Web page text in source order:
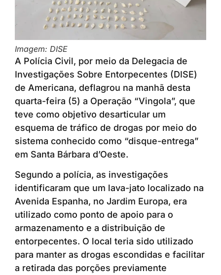
Imagem: DISE
A Polícia Civil, por meio da Delegacia de
Investigações Sobre Entorpecentes (DISE)
de Americana, deflagrou na manhã desta
quarta-feira (5) a Operação “Vingola”, que
teve como objetivo desarticular um
esquema de tráfico de drogas por meio do
sistema conhecido como “disque-entrega”
em Santa Bárbara d’Oeste.
Segundo a polícia, as investigações
identificaram que um lava-jato localizado na
Avenida Espanha, no Jardim Europa, era
utilizado como ponto de apoio para o
armazenamento e a distribuição de
entorpecentes. O local teria sido utilizado
para manter as drogas escondidas e facilitar
a retirada das porções previamente